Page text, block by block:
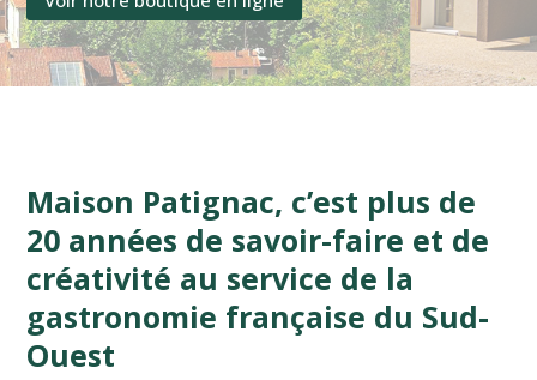
Maison Patignac, c’est plus de
20 années de savoir-faire et de
créativité au service de la
gastronomie française du Sud-
Ouest